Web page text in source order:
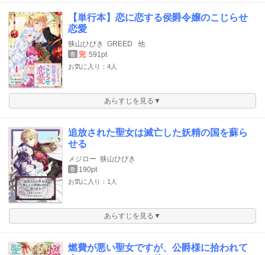
【単行本】恋に恋する侯爵令嬢のこじらせ
恋愛
狭山ひびき GREED 他
巻 完 591pt
お気に入り：4人
あらすじを見る▼
追放された聖女は滅亡した妖精の国を蘇ら
せる
メジロー 狭山ひびき
巻 190pt
お気に入り：1人
あらすじを見る▼
燃費が悪い聖女ですが、公爵様に拾われて